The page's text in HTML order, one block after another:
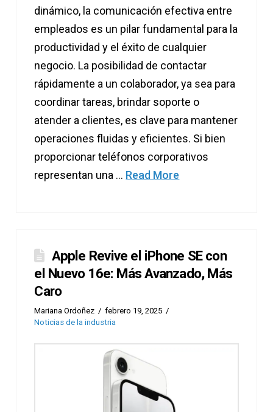
dinámico, la comunicación efectiva entre
empleados es un pilar fundamental para la
productividad y el éxito de cualquier
negocio. La posibilidad de contactar
rápidamente a un colaborador, ya sea para
coordinar tareas, brindar soporte o
atender a clientes, es clave para mantener
operaciones fluidas y eficientes. Si bien
proporcionar teléfonos corporativos
representan una … Read More
Apple Revive el iPhone SE con
el Nuevo 16e: Más Avanzado, Más
Caro
Mariana Ordoñez
febrero 19, 2025
Noticias de la industria